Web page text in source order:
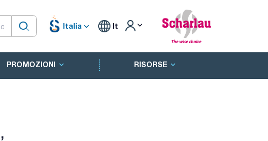
Italia It
PROMOZIONI RISORSE